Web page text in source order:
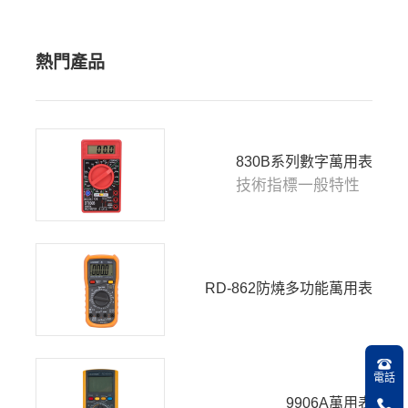
熱門產品
830B系列數字萬用表
技術指標一般特性
RD-862防燒多功能萬用表
9906A萬用表
電話